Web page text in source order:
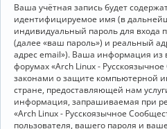
Ваша учётная запись будет
идентифицируемое имя (в
индивидуальный пароль для входа
(далее «ваш пароль») и реальный
адрес email»). Ваша информация из
форумах «Arch Linux -
законами о защите компьютерной
стране, предоставляющей нам
информация, запрашиваемая при
«Arch Linux - Русскоязычное
пользователя, вашего пароля и